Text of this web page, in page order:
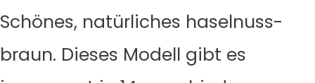
Schönes, natürliches haselnuss-
braun. Dieses Modell gibt es